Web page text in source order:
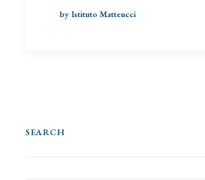
by Istituto Matteucci
SEARCH